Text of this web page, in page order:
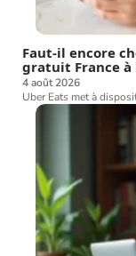
Faut-il encore
gratuit France à
4 août 2026
Uber Eats met à